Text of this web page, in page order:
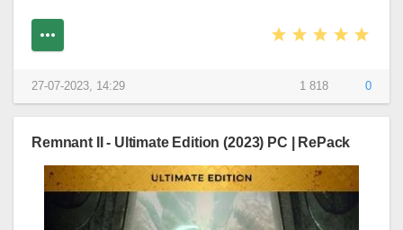
1 818 0
27-07-2023, 14:29
Remnant II - Ultimate Edition (2023) PC | RePack